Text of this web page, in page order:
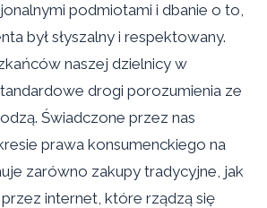
podmiotami i dbanie o to,
był słyszalny i respektowany.
naszej dzielnicy w
drogi porozumienia ze
Świadczone przez nas
prawa konsumenckiego na
zarówno zakupy tradycyjne, jak
internet, które rządzą się